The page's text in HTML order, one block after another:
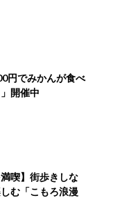
円でみかんが食べ
開催中
喫】街歩きしな
む「こもろ浪漫